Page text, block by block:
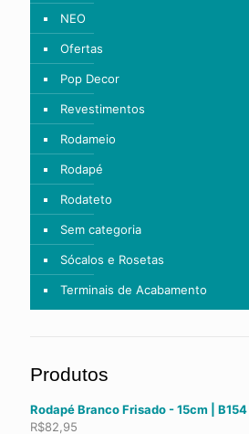
NEO
Ofertas
Pop Decor
Revestimentos
Rodameio
Rodapé
Rodateto
Sem categoria
Sócalos e Rosetas
Terminais de Acabamento
Produtos
Rodapé Branco Frisado - 15cm |
R$82,95